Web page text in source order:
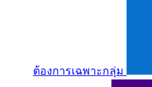
ต้องการเฉพาะกลุ่ม